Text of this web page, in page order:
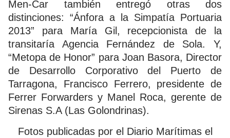
Men-Car también entregó otras dos
distinciones: “Ánfora a la Simpatía Portuaria
2013” para María Gil, recepcionista de la
transitaría Agencia Fernández de Sola. Y,
“Metopa de Honor” para Joan Basora, Director
de Desarrollo Corporativo del Puerto de
Tarragona, Francisco Ferrero, presidente de
Ferrer Forwarders y Manel Roca, gerente de
Sirenas S.A (Las Golondrinas).
Fotos publicadas por el Diario Marítimas el